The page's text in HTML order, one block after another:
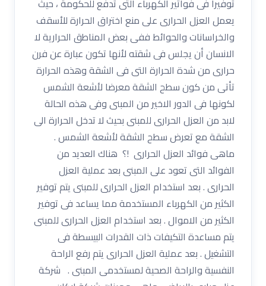
توفيرا فى فواتير الكهرباء التى تدفع للحكومة ، حيث
يعمل العزل الحرارى على منع اختراق الحرارة للأسقف
والخراسانات والحوائط ففى بعض المناطق الحرارية لا
الانسان أن يجلس فى شقته لأنها تكون عبارة عن فرن
حرارى من شدة الحرارة التى فى الشقة وهذه الحرارة
تأتى من كون سطح الشقة معرضا لأشعة الشمس
لكونها فى الدور الاخير من المبنى وفى هذه الحالة
لابد من العزل الحرارى للمبنى بحيث لا تدخل الحرارة الى
الشقة مع تعرض سطح الشقة لأشعة الشمس .
ماهى فوائد العزل الحرارى !؟ هناك العديد من
الفوائد التى تعود على المبنى بعد عملية العزل
الحرارى . بعد استخدام العزل الحرارى للمبنى يتم توفير
الكثير من الكهرباء المستخدمة مما يساعد فى توفير
الكثير من الاموال . بعد استخدام العزل الحرارى للمبنى
يتم مساعدة التكيفات ذات القدرات البيسطة فى
التشغيل . بعد عملية العزل الحرارى يتم رفع الراحة
النفسية والراحة الصحية لمستخدمى المبنى . شركة